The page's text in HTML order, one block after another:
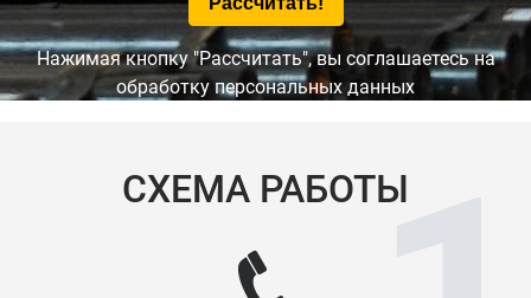
Нажимая кнопку "Рассчитать", вы соглашаетесь на
обработку персональных данных
СХЕМА РАБОТЫ